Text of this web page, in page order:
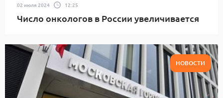
02 июля 2024 12:25
Число онкологов в России увеличивается
НОВОСТИ